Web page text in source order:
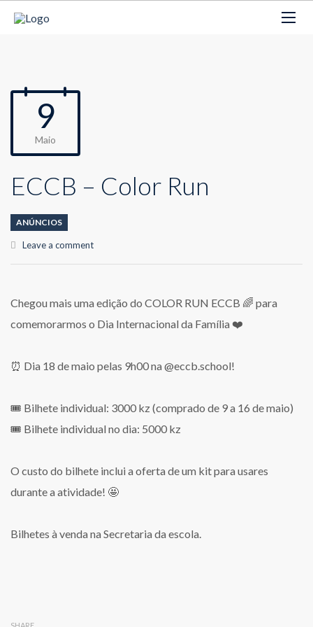
9
Maio
ECCB – Color Run
ANÚNCIOS
Leave a comment
Chegou mais uma edição do COLOR RUN ECCB 🌈 para
comemorarmos o Dia Internacional da Família ❤️
⏰ Dia 18 de maio pelas 9h00 na @eccb.school!
🎟️ Bilhete individual: 3000 kz (comprado de 9 a 16 de maio)
🎟️ Bilhete individual no dia: 5000 kz
O custo do bilhete inclui a oferta de um kit para usares
durante a atividade! 🤩
Bilhetes à venda na Secretaria da escola.